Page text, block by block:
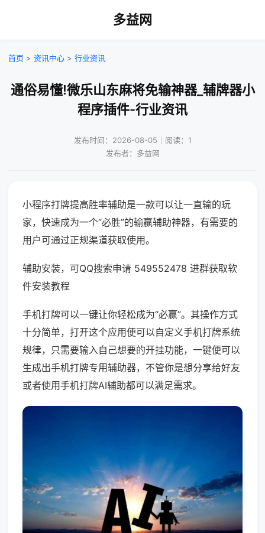
多益网
首页 > 资讯中心 > 行业资讯
通俗易懂!微乐山东麻将免输神器_辅牌器小
程序插件-行业资讯
发布时间：2026-08-05｜阅读：1
发布者：多益网
小程序打牌提高胜率辅助是一款可以让一直输的玩
家，快速成为一个“必胜”的输赢辅助神器，有需要的
用户可通过正规渠道获取使用。
辅助安装，可QQ搜索申请 549552478 进群获取软
件安装教程
手机打牌可以一键让你轻松成为“必赢”。其操作方式
十分简单，打开这个应用便可以自定义手机打牌系统
规律，只需要输入自己想要的开挂功能，一键便可以
生成出手机打牌专用辅助器，不管你是想分享给好友
或者使用手机打牌AI辅助都可以满足需求。